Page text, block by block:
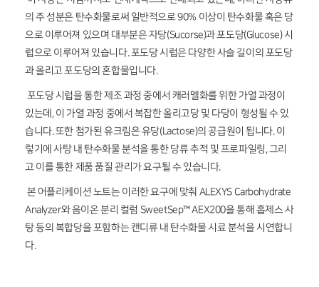
의 주 성분은 탄수화물로써 일반적으로 90% 이상이 탄수화물 혹은 당
으로 이루어져 있으며 대부분은 자당(Sucorse)과 포도당(Glucose) 시
럽으로 이루어져 있습니다. 포도당 시럽은 다양한 사슬 길이의 포도당
과 올리고 포도당의 혼합물입니다.
포도당 시럽을 통한 제조 과정 중에서 캐러멜화를 위한 가열 과정이
있는데, 이 가열 과정 중에서 복잡한 올리고당 및 다당이 형성될 수 있
습니다. 또한 첨가된 유크림은 유당(Lactose)의 공급원이 됩니다. 이
렇기에 사탕 내 탄수화물 분석을 통한 당류 추적 및 프로파일링, 그리
고 이를 통한 제품 품질 관리가 요구될 수 있습니다.
본 어플리케이션 노트는 이러한 요구에 맞춰 ALEXYS Carbohydrate
Analyzer와 음이온 분리 컬럼 SweetSep™ AEX200을 통해 홉제스 사
탕 등의 복합당을 포함하는 캔디류 내 탄수화물 시료 분석을 시연합니
다.